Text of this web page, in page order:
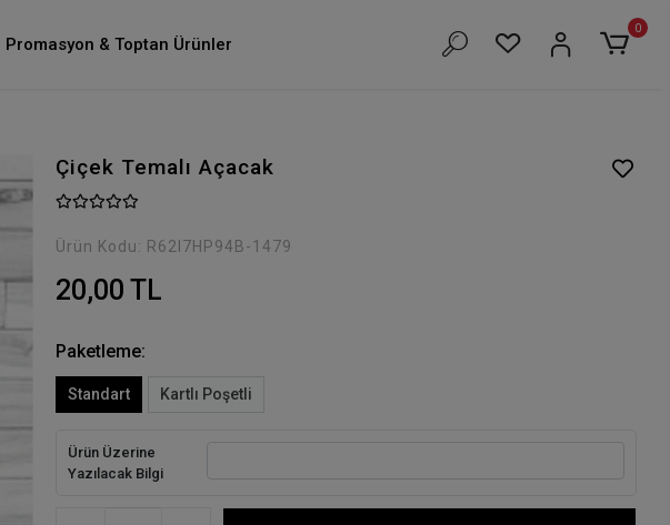
Promasyon & Toptan Ürünler
0
Çiçek Temalı Açacak
Ürün Kodu: R62I7HP94B-1479
20,00 TL
Paketleme:
Standart Kartlı Poşetli
Ürün Üzerine
Yazılacak Bilgi